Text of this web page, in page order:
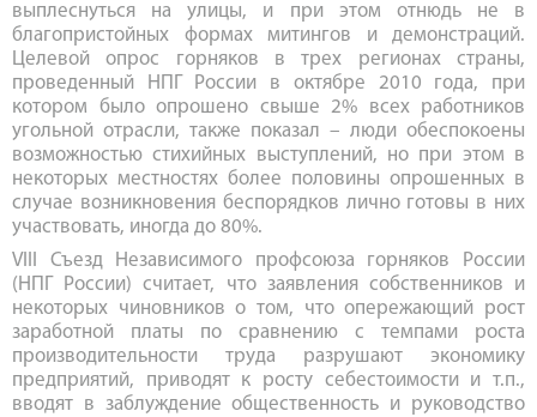
выплеснуться на улицы, и при этом отнюдь не в
благопристойных формах митингов и демонстраций.
Целевой опрос горняков в трех регионах страны,
проведенный НПГ России в октябре 2010 года, при
котором было опрошено свыше 2% всех работников
угольной отрасли, также показал – люди обеспокоены
возможностью стихийных выступлений, но при этом в
некоторых местностях более половины опрошенных в
случае возникновения беспорядков лично готовы в них
участвовать, иногда до 80%.
VIII Съезд Независимого профсоюза горняков России
(НПГ России) считает, что заявления собственников и
некоторых чиновников о том, что опережающий рост
заработной платы по сравнению с темпами роста
производительности труда разрушают экономику
предприятий, приводят к росту себестоимости и т.п.,
вводят в заблуждение общественность и руководство